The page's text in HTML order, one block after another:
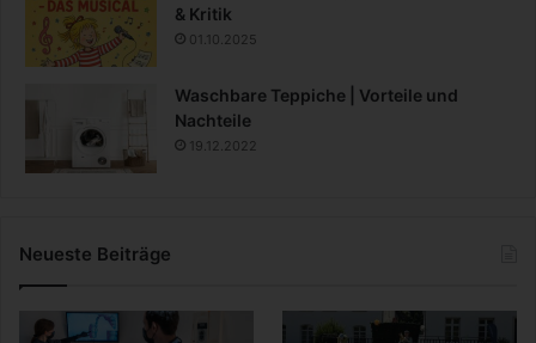
& Kritik
01.10.2025
Waschbare Teppiche | Vorteile und
Nachteile
19.12.2022
Neueste Beiträge